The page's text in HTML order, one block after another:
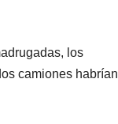
los
camiones habrían